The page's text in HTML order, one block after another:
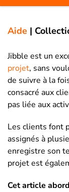
Aide |
Jibble est un
projet, sans
de suivre à la
consacré aux
pas liée aux
Les clients font
assignés à
enregistre son
projet est
Cet article